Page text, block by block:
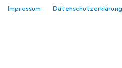
Impressum Datenschutzerklärung